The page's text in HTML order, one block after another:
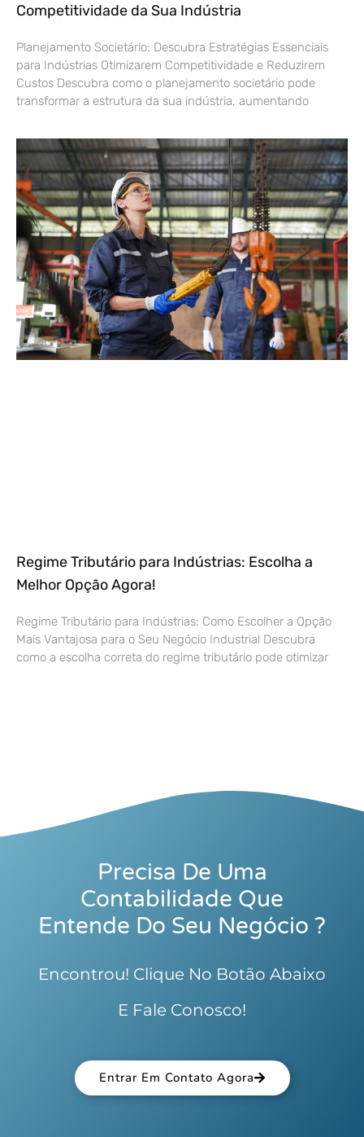
Competitividade da Sua Indústria
Planejamento Societário: Descubra Estratégias Essenciais
para Indústrias Otimizarem Competitividade e Reduzirem
Custos Descubra como o planejamento societário pode
transformar a estrutura da sua indústria, aumentando
Regime Tributário para Indústrias: Escolha a
Melhor Opção Agora!
Regime Tributário para Indústrias: Como Escolher a Opção
Mais Vantajosa para o Seu Negócio Industrial Descubra
como a escolha correta do regime tributário pode otimizar
Precisa De Uma
Contabilidade Que
Entende Do Seu Negócio ?
Encontrou! Clique No Botão Abaixo
E Fale Conosco!
Entrar Em Contato Agora